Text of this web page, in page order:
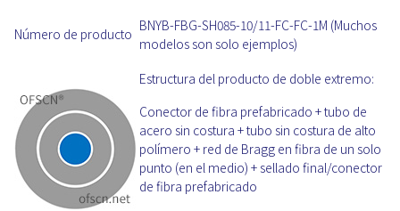
Número de producto BNYB-FBG-SH085-10/11-FC-FC-1M (Muchos
modelos son solo ejemplos)
Estructura del producto de doble extremo:
Conector de fibra prefabricado + tubo de
acero sin costura + tubo sin costura de alto
polímero + red de Bragg en fibra de un solo
punto (en el medio) + sellado final/conector
de fibra prefabricado